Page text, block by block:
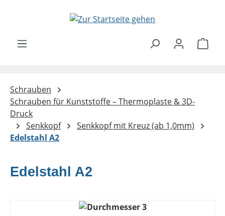
Zum Hauptinhalt springen
Schrauben
Schrauben für Kunststoffe – Thermoplaste & 3D-
Druck
Senkkopf
Senkkopf mit Kreuz (ab 1,0mm)
Edelstahl A2
Edelstahl A2